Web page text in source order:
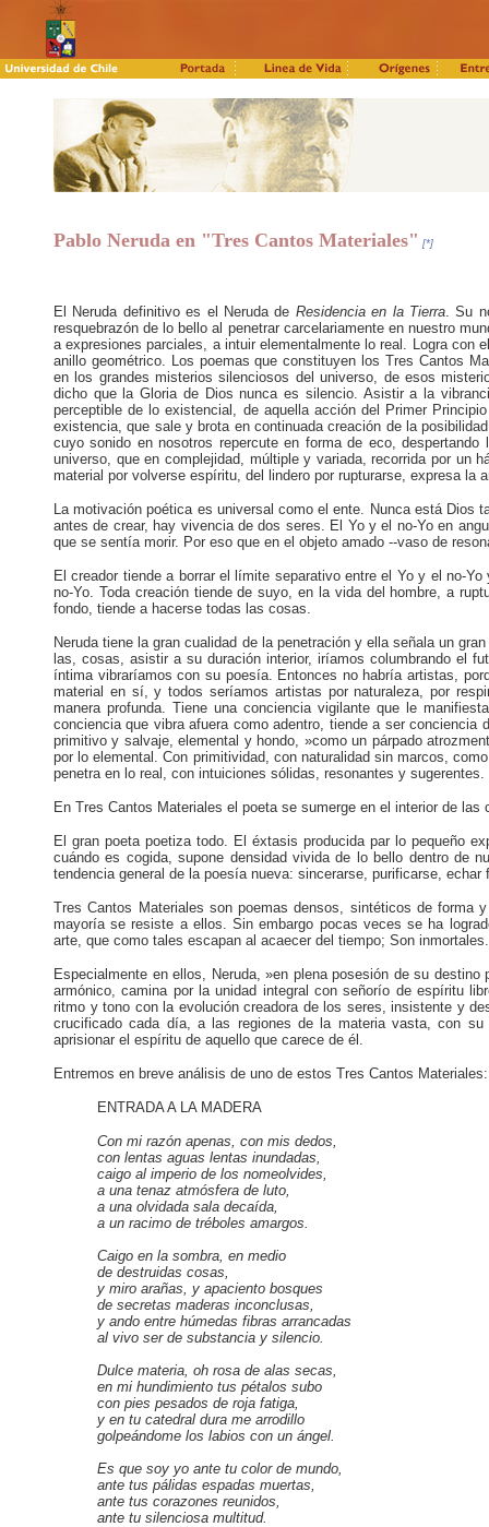
Pablo Neruda en "Tres Cantos Materiales" [*]
El Neruda definitivo es el Neruda de Residencia en la Tierra. Su
resquebrazón de lo bello al penetrar carcelariamente en nuestro
a expresiones parciales, a intuir elementalmente lo real. Logra
anillo geométrico. Los poemas que constituyen los Tres Cantos
en los grandes misterios silenciosos del universo, de esos
dicho que la Gloria de Dios nunca es silencio. Asistir a la
perceptible de lo existencial, de aquella acción del Primer
existencia, que sale y brota en continuada creación de la
cuyo sonido en nosotros repercute en forma de eco,
universo, que en complejidad, múltiple y variada, recorrida por un
material por volverse espíritu, del lindero por rupturarse, expresa la
La motivación poética es universal como el ente. Nunca está Dios
antes de crear, hay vivencia de dos seres. El Yo y el no-Yo en
que se sentía morir. Por eso que en el objeto amado --vaso de
El creador tiende a borrar el límite separativo entre el Yo y el no-
no-Yo. Toda creación tiende de suyo, en la vida del hombre, a
fondo, tiende a hacerse todas las cosas.
Neruda tiene la gran cualidad de la penetración y ella señala un
las, cosas, asistir a su duración interior, iríamos columbrando el
íntima vibraríamos con su poesía. Entonces no habría artistas,
material en sí, y todos seríamos artistas por naturaleza, por
manera profunda. Tiene una conciencia vigilante que le
conciencia que vibra afuera como adentro, tiende a ser conciencia
primitivo y salvaje, elemental y hondo, »como un párpado
por lo elemental. Con primitividad, con naturalidad sin marcos,
penetra en lo real, con intuiciones sólidas, resonantes y sugerentes.
En Tres Cantos Materiales el poeta se sumerge en el interior de las
El gran poeta poetiza todo. El éxtasis producida par lo pequeño
cuándo es cogida, supone densidad vivida de lo bello dentro de
tendencia general de la poesía nueva: sincerarse, purificarse,
Tres Cantos Materiales son poemas densos, sintéticos de
mayoría se resiste a ellos. Sin embargo pocas veces se ha
arte, que como tales escapan al acaecer del tiempo; Son inmortales.
Especialmente en ellos, Neruda, »en plena posesión de su
armónico, camina por la unidad integral con señorío de espíritu
ritmo y tono con la evolución creadora de los seres, insistente y
crucificado cada día, a las regiones de la materia vasta, con
aprisionar el espíritu de aquello que carece de él.
Entremos en breve análisis de uno de estos Tres Cantos Materiales:
ENTRADA A LA MADERA
Con mi razón apenas, con mis dedos,
con lentas aguas lentas inundadas,
caigo al imperio de los nomeolvides,
a una tenaz atmósfera de luto,
a una olvidada sala decaída,
a un racimo de tréboles amargos.
Caigo en la sombra, en medio
de destruidas cosas,
y miro arañas, y apaciento bosques
de secretas maderas inconclusas,
y ando entre húmedas fibras arrancadas
al vivo ser de substancia y silencio.
Dulce materia, oh rosa de alas secas,
en mi hundimiento tus pétalos subo
con pies pesados de roja fatiga,
y en tu catedral dura me arrodillo
golpeándome los labios con un ángel.
Es que soy yo ante tu color de mundo,
ante tus pálidas espadas muertas,
ante tus corazones reunidos,
ante tu silenciosa multitud.